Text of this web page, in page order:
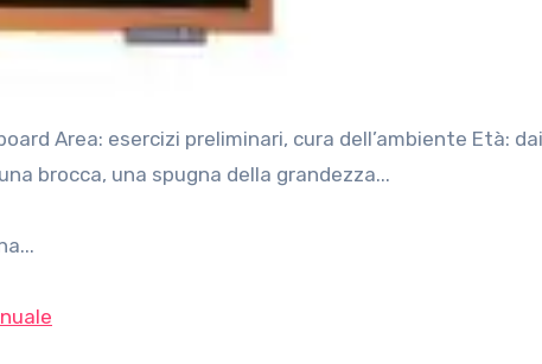
brocca, una spugna della grandezza...